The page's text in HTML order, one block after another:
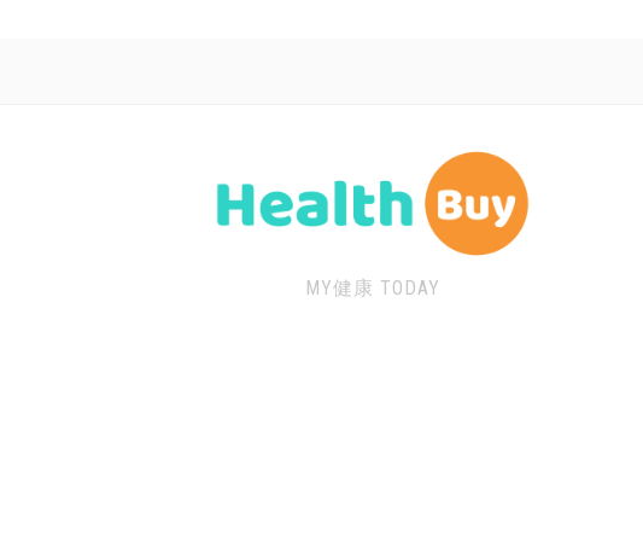
MY健康 TODAY